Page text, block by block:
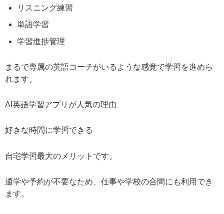
リスニング練習
単語学習
学習進捗管理
まるで専属の英語コーチがいるような感覚で学習を進めら
れます。
AI英語学習アプリが人気の理由
好きな時間に学習できる
自宅学習最大のメリットです。
通学や予約が不要なため、仕事や学校の合間にも利用でき
ます。